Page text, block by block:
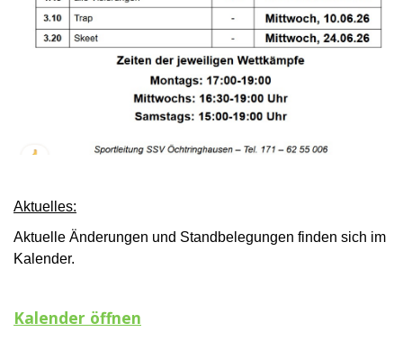
Aktuelles:
Aktuelle Änderungen und Standbelegungen finden sich im
Kalender.
Kalender öffnen